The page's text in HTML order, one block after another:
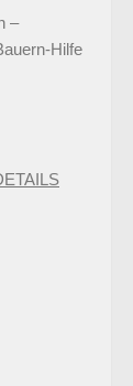
–
Hilfe